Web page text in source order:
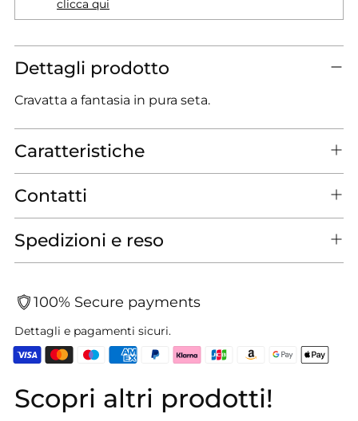
clicca qui
Dettagli prodotto
Cravatta a fantasia in pura seta.
Caratteristiche
Contatti
Spedizioni e reso
100% Secure payments
Dettagli e pagamenti sicuri.
Aggiungere
un
Scopri altri prodotti!